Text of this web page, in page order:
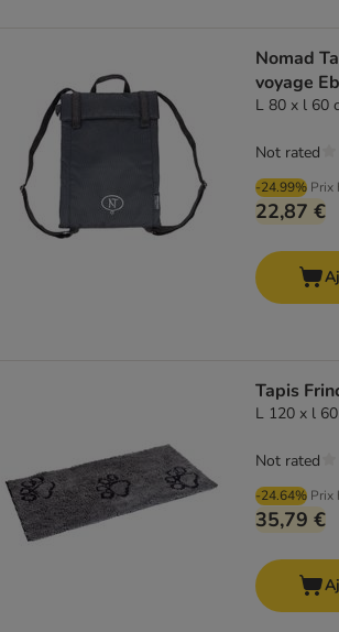
Nomad
voyage
L 80 x l 60
-24.99% Prix
22,87 €
Not rated
Tapis
L 120 x l
-24.64% Prix
35,79 €
Not rated